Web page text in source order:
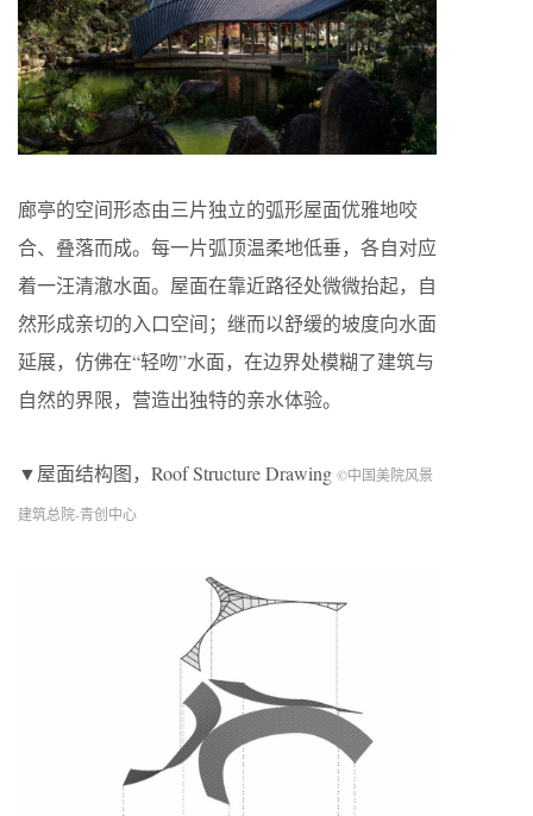
廊亭的空间形态由三片独立的弧形屋面优雅地咬
合、叠落而成。每一片弧顶温柔地低垂，各自对应
着一汪清澈水面。屋面在靠近路径处微微抬起，自
然形成亲切的入口空间；继而以舒缓的坡度向水面
延展，仿佛在“轻吻”水面，在边界处模糊了建筑与
自然的界限，营造出独特的亲水体验。
▼屋面结构图，Roof Structure Drawing ©中国美院风景
建筑总院-青创中心